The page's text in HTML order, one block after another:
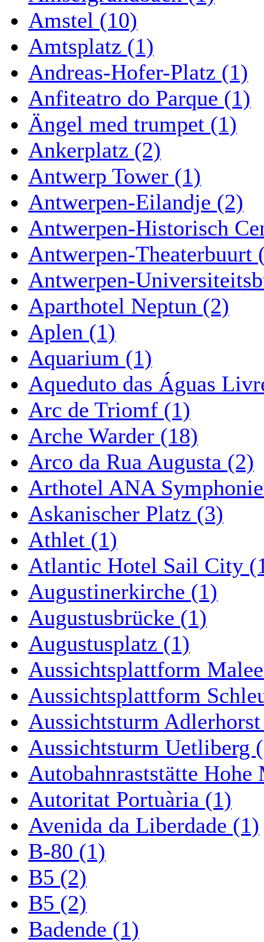
Amstel (10)
Amtsplatz (1)
Andreas-Hofer-Platz (1)
Anfiteatro do Parque (1)
Ängel med trumpet (1)
Ankerplatz (2)
Antwerp Tower (1)
Antwerpen-Eilandje (2)
Antwerpen-Historisch
Antwerpen-Theaterbuurt
Antwerpen-
Aparthotel Neptun (2)
Aplen (1)
Aquarium (1)
Aqueduto das Águas
Arc de Triomf (1)
Arche Warder (18)
Arco da Rua Augusta (2)
Arthotel ANA
Askanischer Platz (3)
Athlet (1)
Atlantic Hotel Sail City
Augustinerkirche (1)
Augustusbrücke (1)
Augustusplatz (1)
Aussichtsplattform
Aussichtsplattform
Aussichtsturm
Aussichtsturm Uetliberg
Autobahnraststätte Hohe
Autoritat Portuària (1)
Avenida da Liberdade (1)
B-80 (1)
B5 (2)
B5 (2)
Badende (1)